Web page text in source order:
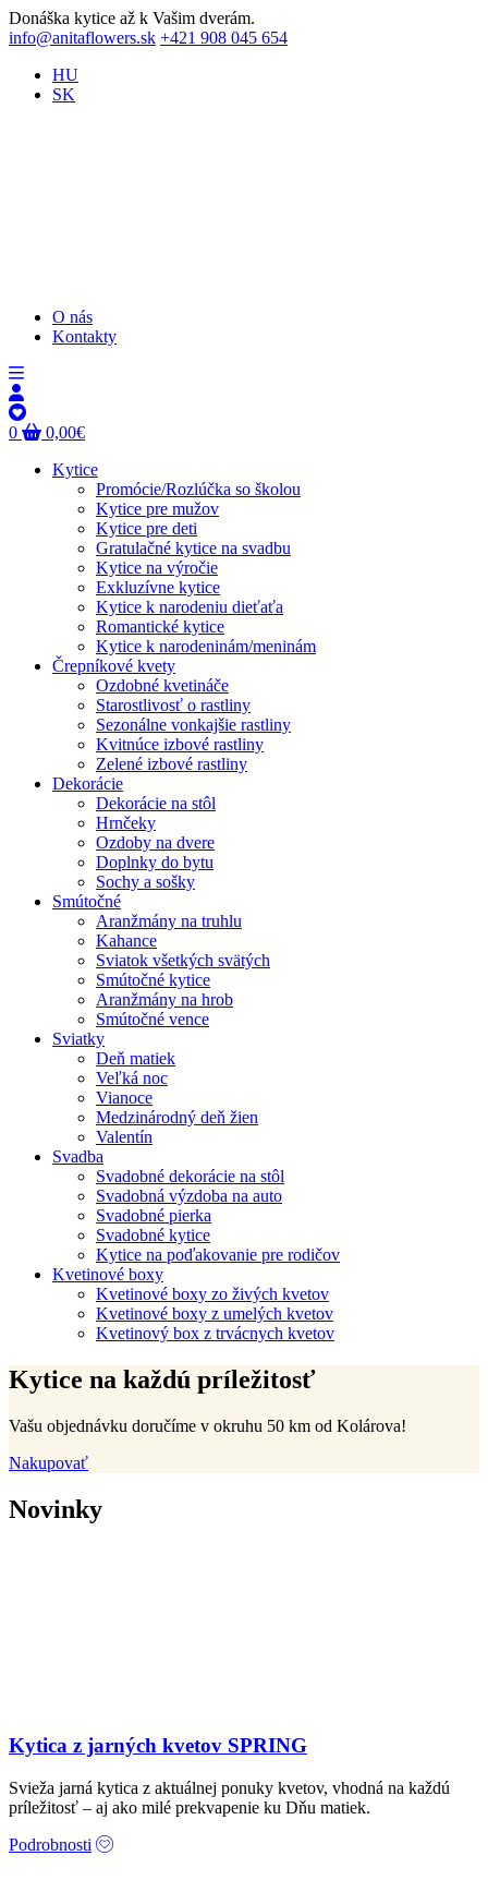
Donáška kytice až k Vašim dverám.
info@anitaflowers.sk +421 908 045 654
HU
SK
O nás
Kontakty
0 0,00€
Kytice
Promócie/Rozlúčka so školou
Kytice pre mužov
Kytice pre deti
Gratulačné kytice na svadbu
Kytice na výročie
Exkluzívne kytice
Kytice k narodeniu dieťaťa
Romantické kytice
Kytice k narodeninám/meninám
Črepníkové kvety
Ozdobné kvetináče
Starostlivosť o rastliny
Sezonálne vonkajšie rastliny
Kvitnúce izbové rastliny
Zelené izbové rastliny
Dekorácie
Dekorácie na stôl
Hrnčeky
Ozdoby na dvere
Doplnky do bytu
Sochy a sošky
Smútočné
Aranžmány na truhlu
Kahance
Sviatok všetkých svätých
Smútočné kytice
Aranžmány na hrob
Smútočné vence
Sviatky
Deň matiek
Veľká noc
Vianoce
Medzinárodný deň žien
Valentín
Svadba
Svadobné dekorácie na stôl
Svadobná výzdoba na auto
Svadobné pierka
Svadobné kytice
Kytice na poďakovanie pre rodičov
Kvetinové boxy
Kvetinové boxy zo živých kvetov
Kvetinové boxy z umelých kvetov
Kvetinový box z trvácnych kvetov
Kytice na každú príležitosť
Vašu objednávku doručíme v okruhu 50 km od Kolárova!
Nakupovať
Novinky
Kytica z jarných kvetov SPRING
Svieža jarná kytica z aktuálnej ponuky kvetov, vhodná na každú
príležitosť – aj ako milé prekvapenie ku Dňu matiek.
Podrobnosti